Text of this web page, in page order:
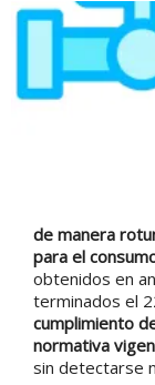
de manera
para el
obtenidos en
terminados el
cumplimiento
normativa
sin detectarse